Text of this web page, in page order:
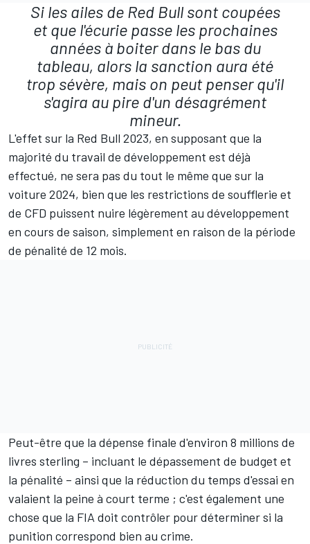
Si les ailes de Red Bull sont coupées
et que l'écurie passe les prochaines
années à boiter dans le bas du
tableau, alors la sanction aura été
trop sévère, mais on peut penser qu'il
s'agira au pire d'un désagrément
mineur.
L'effet sur la Red Bull 2023, en supposant que la
majorité du travail de développement est déjà
effectué, ne sera pas du tout le même que sur la
voiture 2024, bien que les restrictions de soufflerie et
de CFD puissent nuire légèrement au développement
en cours de saison, simplement en raison de la période
de pénalité de 12 mois.
Peut-être que la dépense finale d'environ 8 millions de
livres sterling – incluant le dépassement de budget et
la pénalité – ainsi que la réduction du temps d'essai en
valaient la peine à court terme ; c'est également une
chose que la FIA doit contrôler pour déterminer si la
punition correspond bien au crime.